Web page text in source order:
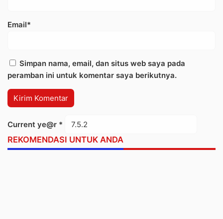
Email*
Simpan nama, email, dan situs web saya pada
peramban ini untuk komentar saya berikutnya.
Current ye@r *
REKOMENDASI UNTUK ANDA